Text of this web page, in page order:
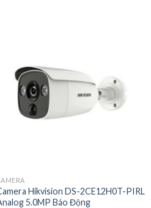
Hikvision DS-2CE12H0T-PIRL
5.0MP Báo Động